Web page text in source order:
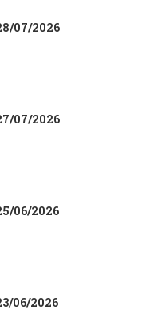
07/2026
07/2026
06/2026
06/2026